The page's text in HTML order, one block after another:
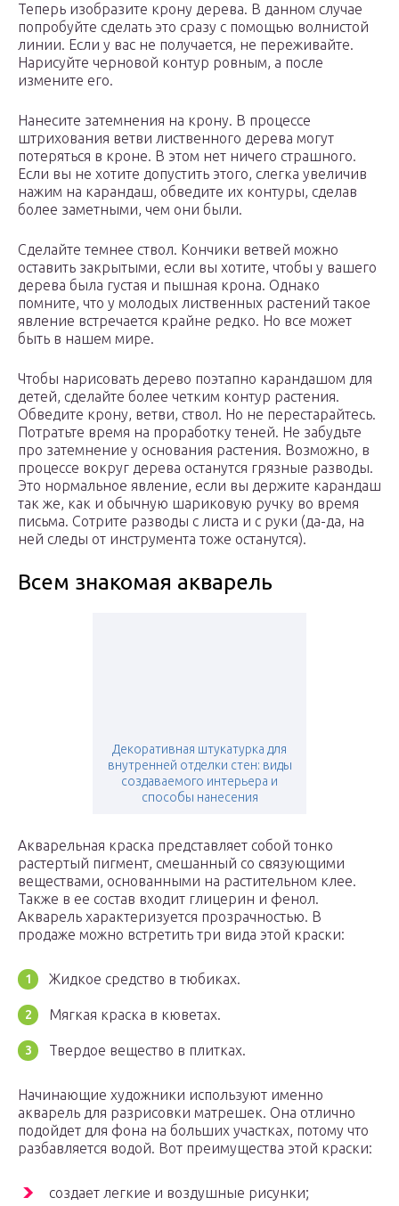
Теперь изобразите крону дерева. В данном случае
попробуйте сделать это сразу с помощью волнистой
линии. Если у вас не получается, не переживайте.
Нарисуйте черновой контур ровным, а после
измените его.
Нанесите затемнения на крону. В процессе
штрихования ветви лиственного дерева могут
потеряться в кроне. В этом нет ничего страшного.
Если вы не хотите допустить этого, слегка увеличив
нажим на карандаш, обведите их контуры, сделав
более заметными, чем они были.
Сделайте темнее ствол. Кончики ветвей можно
оставить закрытыми, если вы хотите, чтобы у вашего
дерева была густая и пышная крона. Однако
помните, что у молодых лиственных растений такое
явление встречается крайне редко. Но все может
быть в нашем мире.
Чтобы нарисовать дерево поэтапно карандашом для
детей, сделайте более четким контур растения.
Обведите крону, ветви, ствол. Но не перестарайтесь.
Потратьте время на проработку теней. Не забудьте
про затемнение у основания растения. Возможно, в
процессе вокруг дерева останутся грязные разводы.
Это нормальное явление, если вы держите карандаш
так же, как и обычную шариковую ручку во время
письма. Сотрите разводы с листа и с руки (да-да, на
ней следы от инструмента тоже останутся).
Всем знакомая акварель
Декоративная штукатурка для
внутренней отделки стен: виды
создаваемого интерьера и
способы нанесения
Акварельная краска представляет собой тонко
растертый пигмент, смешанный со связующими
веществами, основанными на растительном клее.
Также в ее состав входит глицерин и фенол.
Акварель характеризуется прозрачностью. В
продаже можно встретить три вида этой краски:
Жидкое средство в тюбиках.
Мягкая краска в кюветах.
Твердое вещество в плитках.
Начинающие художники используют именно
акварель для разрисовки матрешек. Она отлично
подойдет для фона на больших участках, потому что
разбавляется водой. Вот преимущества этой краски:
создает легкие и воздушные рисунки;